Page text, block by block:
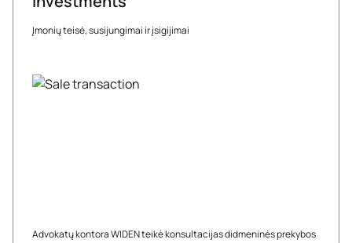
Įmonių teisė, susijungimai ir įsigijimai
Advokatų kontora WIDEN teikė konsultacijas didmeninės prekybos